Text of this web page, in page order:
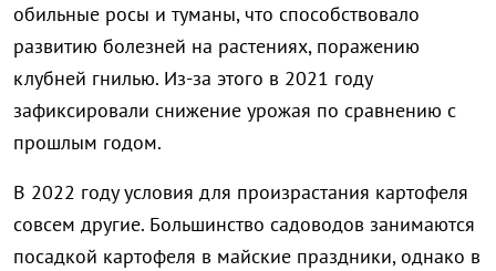
обильные росы и туманы, что способствовало
развитию болезней на растениях, поражению
клубней гнилью. Из-за этого в 2021 году
зафиксировали снижение урожая по сравнению с
прошлым годом.
В 2022 году условия для произрастания картофеля
совсем другие. Большинство садоводов занимаются
посадкой картофеля в майские праздники, однако в